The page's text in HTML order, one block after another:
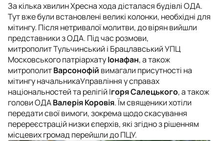
За кілька хвилин Хресна хода дісталася будівлі ОДА.
Тут вже були встановлені великі колонки, необхідні для
мітингу. Після нетривалої молитви, до вірян вийшли
представники з ОДА. Під час розмови,
митрополит Тульчинський і Брацлавський УПЦ
Московського патріархатуІонафан, а також
митрополитВарсонофій вимагали присутності на
мітингу начальникаУправління у справах
національностей та релігій Ігоря Салецького, а також
голови ОДАВалерія Коровія. Їм священики хотіли
передати свої вимоги, зокрема щодо скасування
перереєстрацій низки єперхів, які згідно з рішенням
місцевих громад перейшли до ПЦУ.